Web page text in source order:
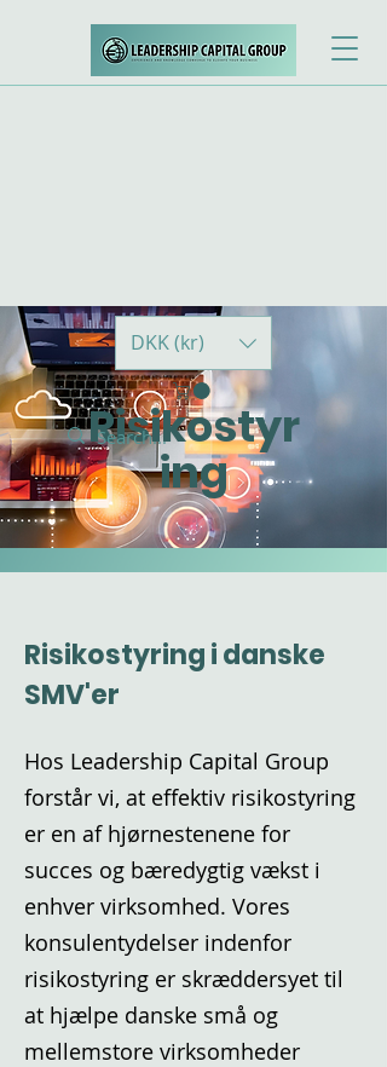
DKK (kr)
Risikostyr
ing
Risikostyring i danske
SMV'er
Hos Leadership Capital Group
forstår vi, at effektiv risikostyring
er en af hjørnestenene for
succes og bæredygtig vækst i
enhver virksomhed. Vores
konsulentydelser indenfor
risikostyring er skræddersyet til
at hjælpe danske små og
mellemstore virksomheder